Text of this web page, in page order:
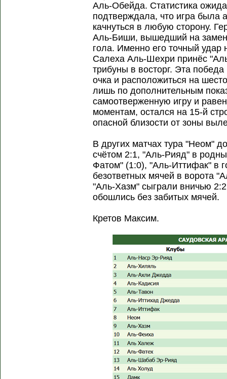
Аль-Обейда. Статистика
подтверждала, что игра была
качнуться в любую сторону.
Аль-Биши, вышедший на
гола. Именно его точный удар
Салеха Аль-Шехри принёс
трибуны в восторг. Эта
очка и расположиться на
лишь по дополнительным
самоотверженную игру и
моментам, остался на 15-й
опасной близости от зоны
В других матчах тура "Неом"
счётом 2:1, "Аль-Рияд" в
Фатом" (1:0), "Аль-Иттифак" в
безответных мячей в ворота
"Аль-Хазм" сыграли вничью
обошлись без забитых мячей.
Кретов Максим.